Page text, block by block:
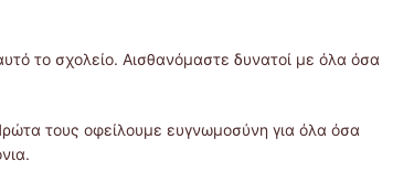
το σχολείο. Αισθανόμαστε δυνατοί με όλα όσα
τους οφείλουμε ευγνωμοσύνη για όλα όσα